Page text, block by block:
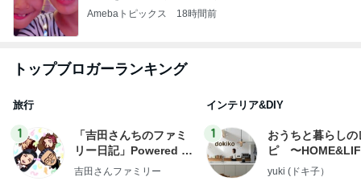
Amebaトピックス 18時間前
トップブロガーランキング
旅行
1
「吉田さんちのファミ
リー日記」Powered b
y Ameba 吉田さんファ
吉田さんファミリー
インテリア&DIY
1
おうちと暮らしの
ピ 〜
yuki (ドキ子）